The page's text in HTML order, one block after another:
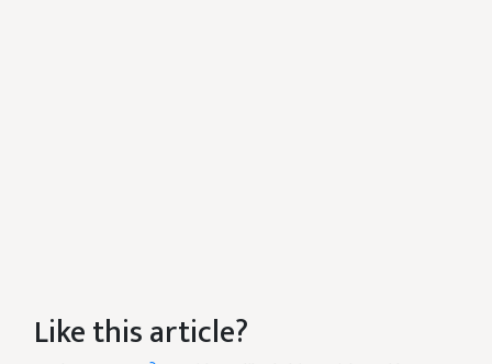
Like this article?